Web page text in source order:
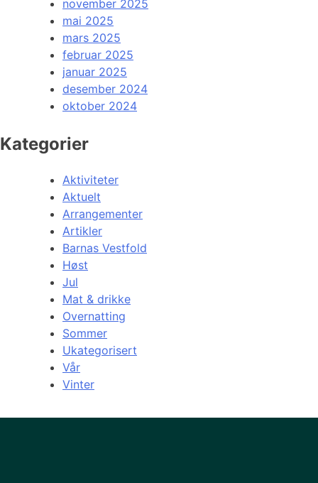
november 2025
mai 2025
mars 2025
februar 2025
januar 2025
desember 2024
oktober 2024
Kategorier
Aktiviteter
Aktuelt
Arrangementer
Artikler
Barnas Vestfold
Høst
Jul
Mat & drikke
Overnatting
Sommer
Ukategorisert
Vår
Vinter